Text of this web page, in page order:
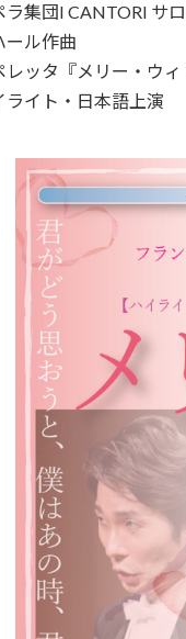
新
ラ集団I CANTORI サ
ール作曲
レッタ『メリー・ウィ
ライト・日本語上演